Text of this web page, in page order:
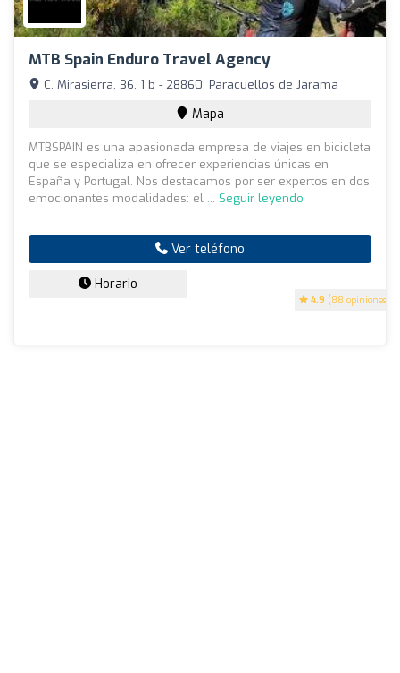
MTB Spain Enduro Travel Agency
4.9 (88 opiniones)
C. Mirasierra, 36, 1 b - 28860, Paracuellos de Jarama
Mapa
MTBSPAIN es una apasionada empresa de viajes en bicicleta
que se especializa en ofrecer experiencias únicas en
España y Portugal. Nos destacamos por ser expertos en dos
emocionantes modalidades: el ... Seguir leyendo
Ver teléfono
Horario